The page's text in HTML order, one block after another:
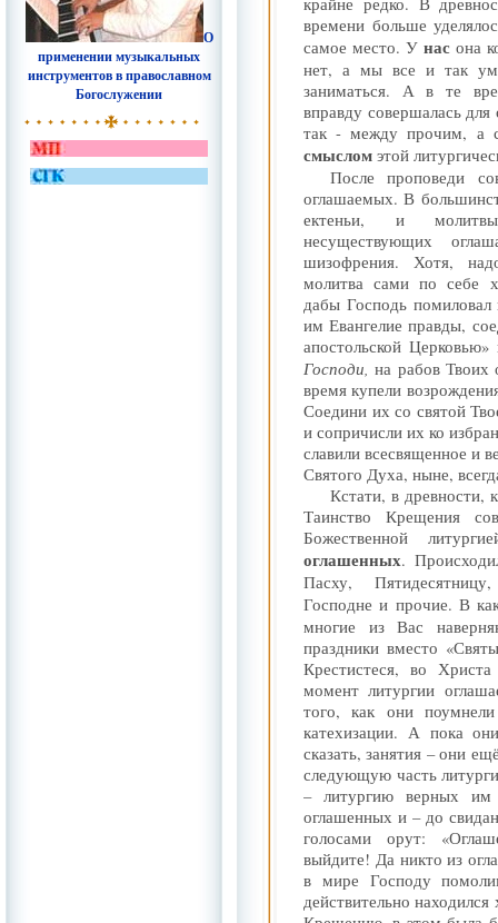
О
применении музыкальных
инструментов в православном
Богослужении
времени больше
самое место. Унас она
нет, а мы все и так
заниматься. А в те
вправду совершалась
так - между прочим, а
смыслом этой
После проповеди
оглашаемых. В
ектеньи, и
несуществующих
шизофрения. Хотя,
молитва сами по себе
дабы Господь
им Евангелие правды,
апостольской
Господи, на рабов Твоих
время купели
Соедини их со святой
и сопричисли их ко
славили всесвященное и
Святого Духа, ныне,
Кстати, в древности,
Таинство Крещения
Божественной
оглашенных.
Пасху,
Господне и прочие. В
многие из Вас
праздники вместо
Крестистеся, во
момент литургии
того, как они
катехизации. А пока
сказать, занятия – они
следующую часть
– литургию верных им
оглашенных и – до
голосами орут:
выйдите! Да никто из
в мире Господу
действительно